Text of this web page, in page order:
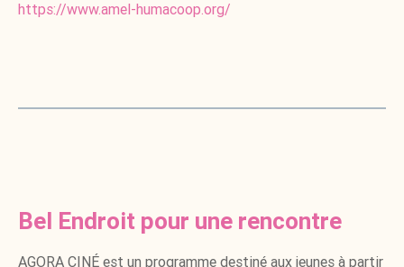
https://www.amel-humacoop.org/
Bel Endroit pour une rencontre
AGORA CINÉ est un programme destiné aux jeunes à partir